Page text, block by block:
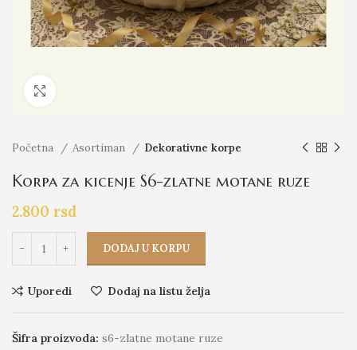
Početna Asortiman Dekorativne korpe
Korpa za kicenje S6-zlatne motane ruze
2.800 rsd
DODAJ U KORPU
Uporedi Dodaj na listu želja
Šifra proizvoda: s6-zlatne motane ruze